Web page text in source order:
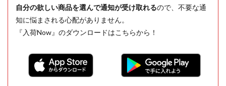
自分の欲しい商品を選んで通知が受け取れるので、不要な通
知に悩まされる心配がありません。
『入荷Now』のダウンロードはこちらから！